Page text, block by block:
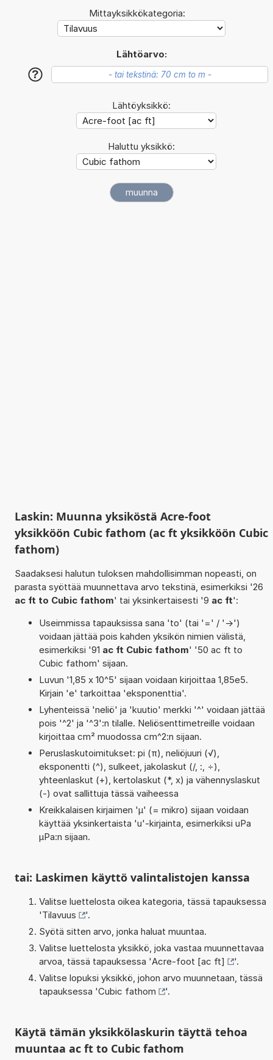
Mittayksikkökategoria:
Lähtöarvo:
?
Lähtöyksikkö:
Haluttu yksikkö:
Laskin: Muunna yksiköstä Acre-foot
yksikköön Cubic fathom (ac ft yksikköön Cubic
fathom)
Saadaksesi halutun tuloksen mahdollisimman nopeasti, on
parasta syöttää muunnettava arvo tekstinä, esimerkiksi '26
ac ft to Cubic fathom' tai yksinkertaisesti '9 ac ft':
Useimmissa tapauksissa sana 'to' (tai '=' / '->')
voidaan jättää pois kahden yksikön nimien välistä,
esimerkiksi '91 ac ft Cubic fathom' '50 ac ft to
Cubic fathom' sijaan.
Luvun '1,85 x 10^5' sijaan voidaan kirjoittaa 1,85e5.
Kirjain 'e' tarkoittaa 'eksponenttia'.
Lyhenteissä 'neliö' ja 'kuutio' merkki '^' voidaan jättää
pois '^2' ja '^3':n tilalle. Neliösenttimetreille voidaan
kirjoittaa cm² muodossa cm^2:n sijaan.
Peruslaskutoimitukset: pi (π), neliöjuuri (√),
eksponentti (^), sulkeet, jakolaskut (/, :, ÷),
yhteenlaskut (+), kertolaskut (*, x) ja vähennyslaskut
(-) ovat sallittuja tässä vaiheessa
Kreikkalaisen kirjaimen 'µ' (= mikro) sijaan voidaan
käyttää yksinkertaista 'u'-kirjainta, esimerkiksi uPa
µPa:n sijaan.
tai: Laskimen käyttö valintalistojen kanssa
Valitse luettelosta oikea kategoria, tässä tapauksessa
'Tilavuus
'.
Syötä sitten arvo, jonka haluat muuntaa.
Valitse luettelosta yksikkö, joka vastaa muunnettavaa
arvoa, tässä tapauksessa 'Acre-foot [ac ft]
'.
Valitse lopuksi yksikkö, johon arvo muunnetaan, tässä
tapauksessa 'Cubic fathom '.
Käytä tämän yksikkölaskurin täyttä tehoa
muuntaa ac ft to Cubic fathom